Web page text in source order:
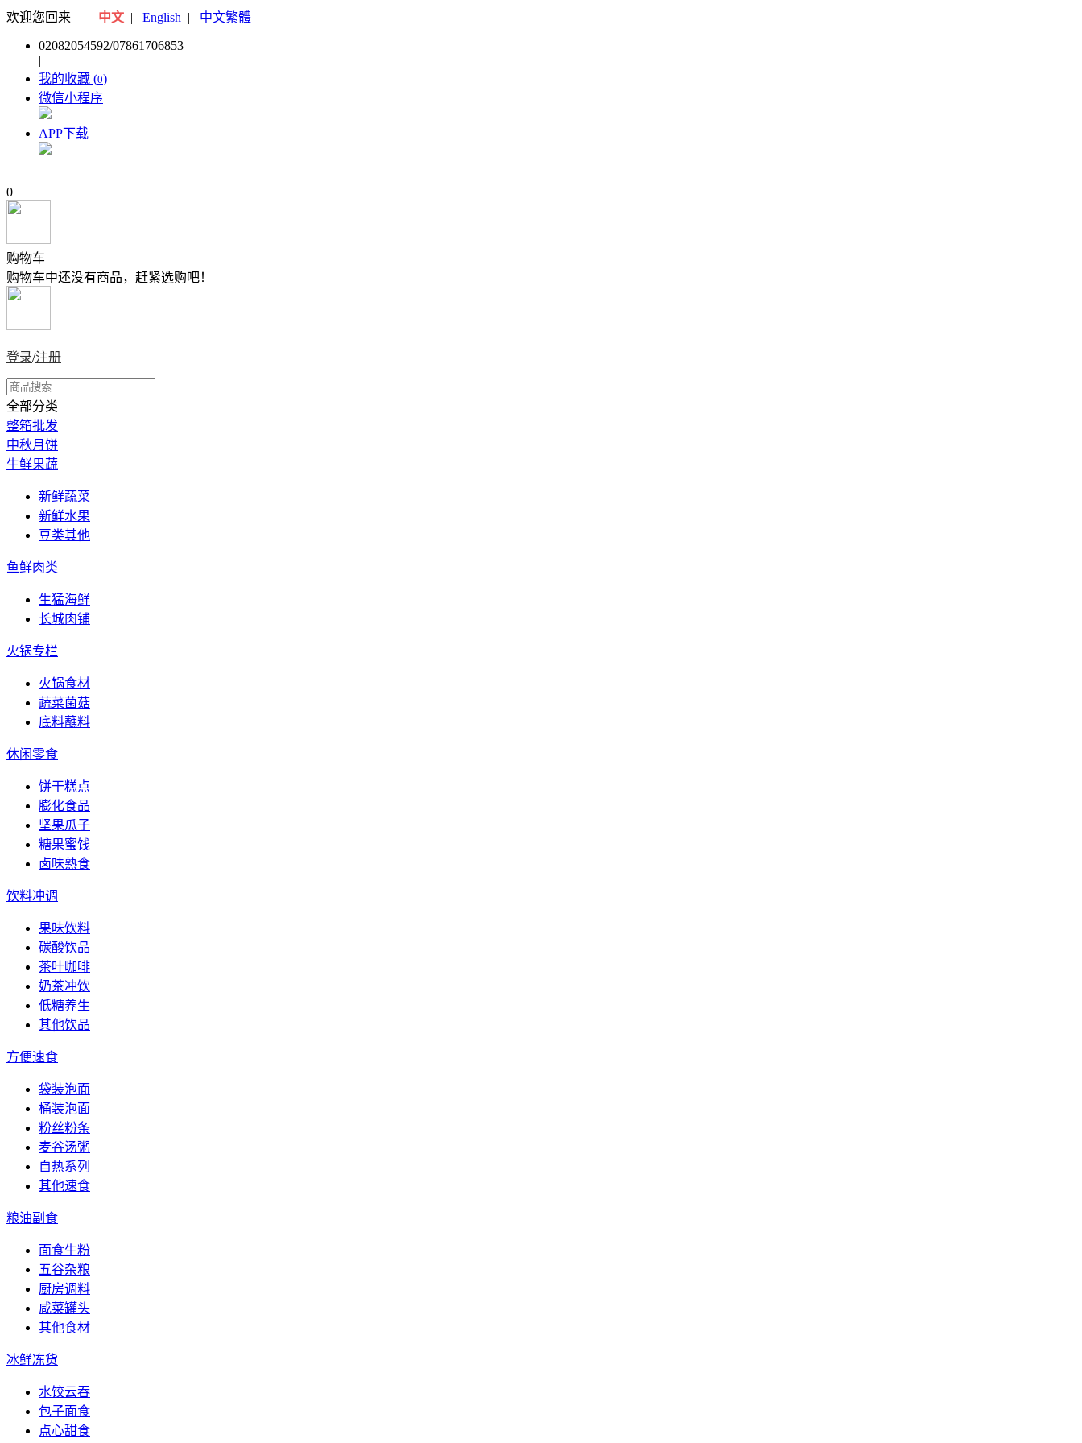
欢迎您回来 中文 | English | 中文繁體
02082054592/07861706853
|
我的收藏 (0)
微信小程序
APP下载
0
购物车
购物车中还没有商品，赶紧选购吧！
登录/注册
全部分类
整箱批发
中秋月饼
生鲜果蔬
新鲜蔬菜
新鲜水果
豆类其他
鱼鲜肉类
生猛海鲜
长城肉铺
火锅专栏
火锅食材
蔬菜菌菇
底料蘸料
休闲零食
饼干糕点
膨化食品
坚果瓜子
糖果蜜饯
卤味熟食
饮料冲调
果味饮料
碳酸饮品
茶叶咖啡
奶茶冲饮
低糖养生
其他饮品
方便速食
袋装泡面
桶装泡面
粉丝粉条
麦谷汤粥
自热系列
其他速食
粮油副食
面食生粉
五谷杂粮
厨房调料
咸菜罐头
其他食材
冰鲜冻货
水饺云吞
包子面食
点心甜食